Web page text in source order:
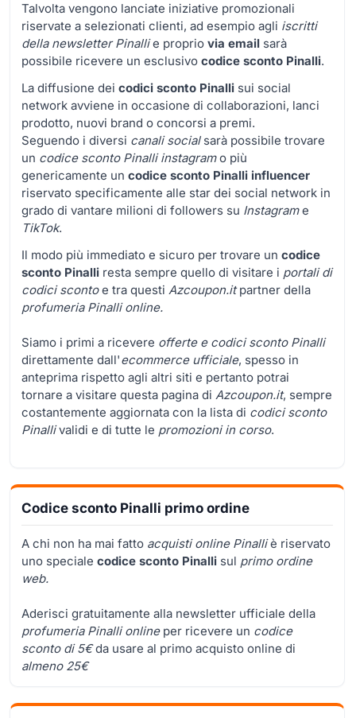
Talvolta vengono lanciate iniziative promozionali
riservate a selezionati clienti, ad esempio agli iscritti
della newsletter Pinallie proprio via email sarà
possibile ricevere un esclusivo codice sconto Pinalli.
La diffusione dei codici sconto Pinalli sui social
network avviene in occasione di collaborazioni, lanci
prodotto, nuovi brand o concorsi a premi.
Seguendo i diversi canali socialsarà possibile trovare
un codice sconto Pinalli instagramo più
genericamente un codice sconto Pinalli influencer
riservato specificamente alle star dei social network in
grado di vantare milioni di followers su Instagrame
TikTok.
Il modo più immediato e sicuro per trovare un codice
sconto Pinalli resta sempre quello di visitare i portali di
codici scontoe tra questi Azcoupon.itpartner della
profumeria Pinalli online.
Siamo i primi a ricevere offerte e codici sconto Pinalli
direttamente dall'ecommerce ufficiale, spesso in
anteprima rispetto agli altri siti e pertanto potrai
tornare a visitare questa pagina di Azcoupon.it, sempre
costantemente aggiornata con la lista di codici sconto
Pinallivalidi e di tutte le promozioni in corso.
Codice sconto Pinalli primo ordine
A chi non ha mai fatto acquisti online Pinalliè riservato
uno speciale codice sconto Pinalli sul primo ordine
web.
Aderisci gratuitamente alla newsletter ufficiale della
profumeria Pinalli onlineper ricevere un codice
sconto di 5€da usare al primo acquisto online di
almeno 25€